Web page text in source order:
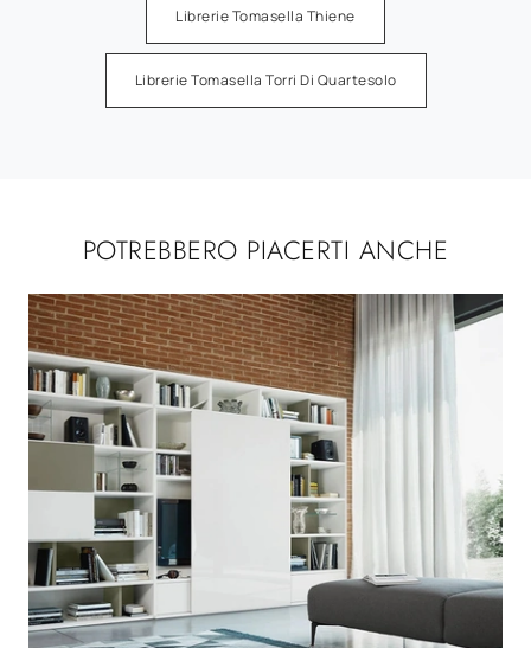
Librerie Tomasella Thiene
Librerie Tomasella Torri Di Quartesolo
POTREBBERO PIACERTI ANCHE